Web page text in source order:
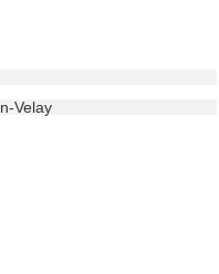
Velay